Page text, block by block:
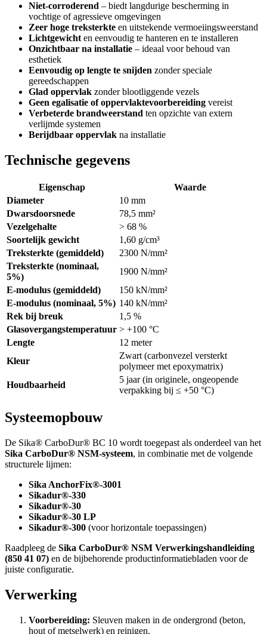
Niet-corroderend – biedt langdurige bescherming in
vochtige of agressieve omgevingen
Zeer hoge treksterkte en uitstekende vermoeiingsweerstand
Lichtgewicht en eenvoudig te hanteren en te installeren
Onzichtbaar na installatie – ideaal voor behoud van
esthetiek
Eenvoudig op lengte te snijden zonder speciale
gereedschappen
Glad oppervlak zonder blootliggende vezels
Geen egalisatie of oppervlaktevoorbereiding vereist
Verbeterde brandweerstand ten opzichte van extern
verlijmde systemen
Berijdbaar oppervlak na installatie
Technische gegevens
Eigenschap
Waarde
Diameter
10 mm
Dwarsdoorsnede
78,5 mm²
Vezelgehalte
> 68 %
Soortelijk gewicht
1,60 g/cm³
Treksterkte (gemiddeld)
2300 N/mm²
Treksterkte (nominaal,
5%)
1900 N/mm²
E-modulus (gemiddeld)
150 kN/mm²
E-modulus (nominaal, 5%) 140 kN/mm²
Rek bij breuk
1,5 %
Glasovergangstemperatuur > +100 °C
Lengte
12 meter
Kleur
Zwart (carbonvezel versterkt
polymeer met epoxymatrix)
Houdbaarheid
5 jaar (in originele, ongeopende
verpakking bij ≤ +50 °C)
Systeemopbouw
De Sika® CarboDur® BC 10 wordt toegepast als onderdeel van het
Sika CarboDur® NSM-systeem, in combinatie met de volgende
structurele lijmen:
Sika AnchorFix®-3001
Sikadur®-330
Sikadur®-30
Sikadur®-30 LP
Sikadur®-300 (voor horizontale toepassingen)
Raadpleeg de Sika CarboDur® NSM Verwerkingshandleiding
(850 41 07) en de bijbehorende productinformatiebladen voor de
juiste configuratie.
Verwerking
Voorbereiding: Sleuven maken in de ondergrond (beton,
hout of metselwerk) en reinigen.